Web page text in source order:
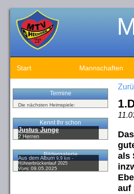
Start Mannschaften
Termine
Die nächsten Heimspiele:
Kennt Ihr schon
Justus Junge
2.Herren
Bildergalerie
Aus dem Album9,9 km -
Hühnerbrückenlauf 2025
Vom: 09.05.2025
als
auf